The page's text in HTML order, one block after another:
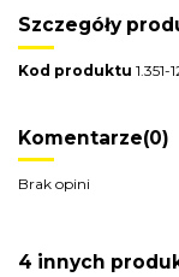
Szczegóły
Kod produktu 1.351-
Komentarze(0)
Brak opini
4 innych